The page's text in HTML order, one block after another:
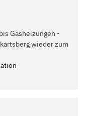
Gasheizungen -
wieder zum